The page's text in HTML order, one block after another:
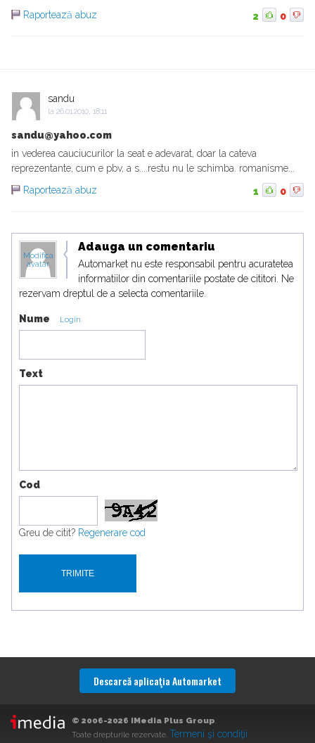
Raportează abuz
2 0
sandu
la 26.01.2010, 18:11
sandu@yahoo.com
in vederea cauciucurilor la seat e adevarat, doar la cateva
reprezentante, cum e pbv, a s....restu nu le schimba. romanisme...
Raportează abuz
1 0
Modifica
avatar
Adauga un comentariu
Automarket nu este responsabil pentru acuratetea
informatiilor din comentariile postate de cititori. Ne
rezervam dreptul de a selecta comentariile.
Nume Login
Text
Cod
Greu de citit? Regenerare cod
Descarcă aplicaţia Automarket
© 2006-2026 iMedia Plus Group.
Toate drepturile rezervate. Termeni şi condiţii